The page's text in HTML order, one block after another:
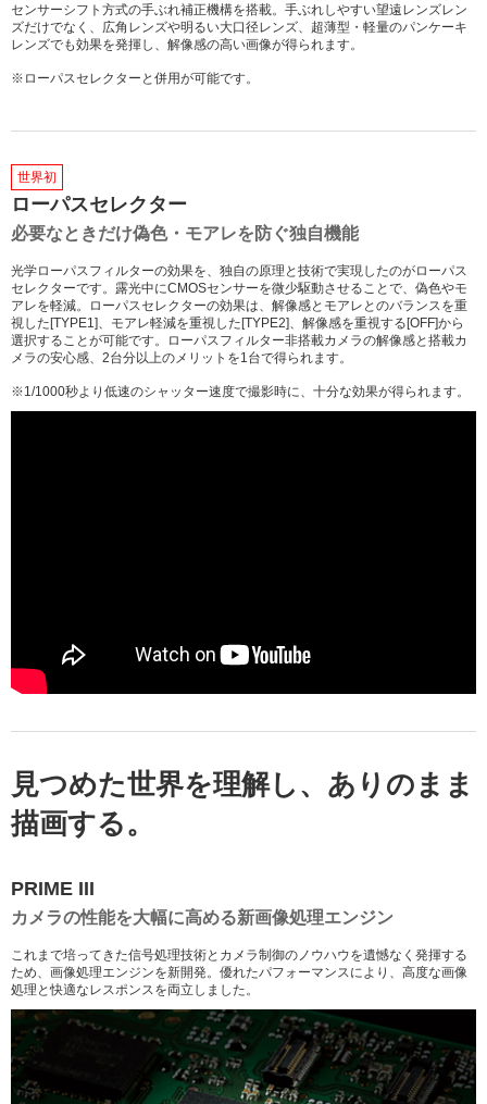
センサーシフト方式の手ぶれ補正機構を搭載。手ぶれしやすい望遠レンズレン
ズだけでなく、広角レンズや明るい大口径レンズ、超薄型・軽量のパンケーキ
レンズでも効果を発揮し、解像感の高い画像が得られます。
※ローパスセレクターと併用が可能です。
世界初
ローパスセレクター
必要なときだけ偽色・モアレを防ぐ独自機能
光学ローパスフィルターの効果を、独自の原理と技術で実現したのがローパス
セレクターです。露光中にCMOSセンサーを微少駆動させることで、偽色やモ
アレを軽減。ローパスセレクターの効果は、解像感とモアレとのバランスを重
視した[TYPE1]、モアレ軽減を重視した[TYPE2]、解像感を重視する[OFF]から
選択することが可能です。ローパスフィルター非搭載カメラの解像感と搭載カ
メラの安心感、2台分以上のメリットを1台で得られます。
※1/1000秒より低速のシャッター速度で撮影時に、十分な効果が得られます。
見つめた世界を理解し、ありのまま
描画する。
PRIME III
カメラの性能を大幅に高める新画像処理エンジン
これまで培ってきた信号処理技術とカメラ制御のノウハウを遺憾なく発揮する
ため、画像処理エンジンを新開発。優れたパフォーマンスにより、高度な画像
処理と快適なレスポンスを両立しました。